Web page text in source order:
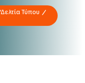
Δελτία Τύπου